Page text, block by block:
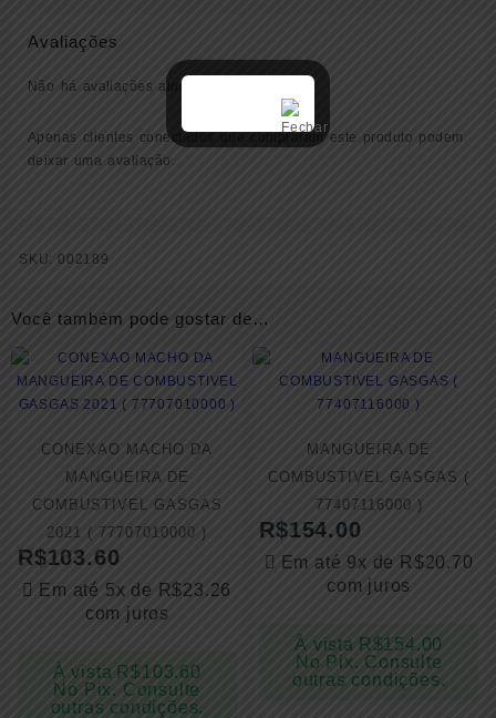
Avaliações
Não há avaliações ainda.
Apenas clientes conectados que compraram este produto podem
deixar uma avaliação.
SKU: 002189
Você também pode gostar de…
CONEXAO MACHO DA
MANGUEIRA DE
COMBUSTIVEL GASGAS
2021 ( 77707010000 )
R$103.60
Em até 5x de R$23.26
com juros
À vista R$103.60
No Pix. Consulte
outras condições.
MANGUEIRA DE
COMBUSTIVEL GASGAS (
77407116000 )
R$154.00
Em até 9x de R$20.70
com juros
À vista R$154.00
No Pix. Consulte
outras condições.